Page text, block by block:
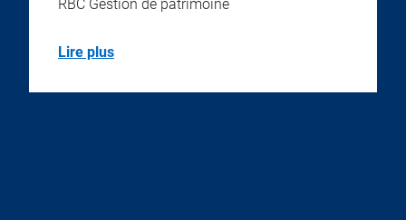
RBC Gestion de patrimoine
Lire plus